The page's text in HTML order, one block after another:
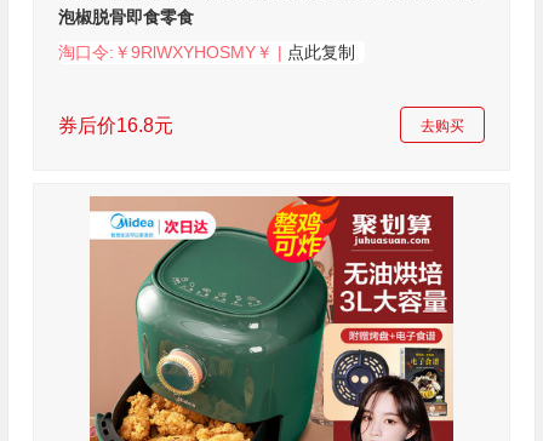
泡椒脱骨即食零食
淘口令:￥9RlWXYHOSMY￥ | 点此复制
券后价16.8元 去购买